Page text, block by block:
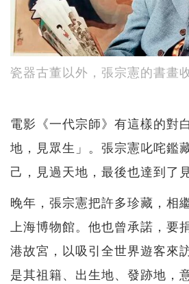
瓷器古董以外，張宗憲的書畫
電影《一代宗師》有這樣的對
地，見眾生」。張宗憲叱咤鑑
己，見過天地，最後也達到了
晚年，張宗憲把許多珍藏，相
上海博物館。他也曾承諾，要
港故宮，以吸引全世界遊客來
是其祖籍、出生地、發跡地，